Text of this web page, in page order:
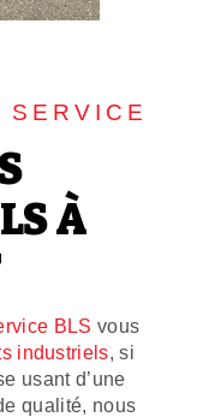
SERVICE
À
BLS vous
industriels, si
usant d’une
qualité, nous